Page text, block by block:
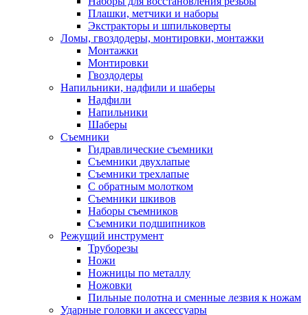
Плашки, метчики и наборы
Экстракторы и шпильковерты
Ломы, гвоздодеры, монтировки, монтажки
Монтажки
Монтировки
Гвоздодеры
Напильники, надфили и шаберы
Надфили
Напильники
Шаберы
Съемники
Гидравлические съемники
Съемники двухлапые
Съемники трехлапые
С обратным молотком
Съемники шкивов
Наборы съемников
Съемники подшипников
Режущий инструмент
Труборезы
Ножи
Ножницы по металлу
Ножовки
Пильные полотна и сменные лезвия к ножам
Ударные головки и аксессуары